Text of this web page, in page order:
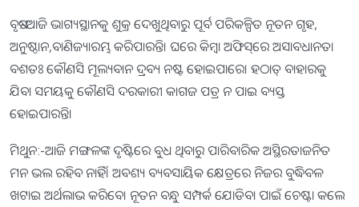
ବୃଷ:-ଆଜି ଭାଗ୍ୟସ୍ଥାନକୁ ଶୁକ୍ର ଦେଖୁଥିବାରୁ ପୂର୍ବ ପରିକଳ୍ପିତ ନୂତନ ଗୃହ,
ଅନୁଷ୍ଠାନ,ବାଣିଜ୍ୟାରମ୍ଭ କରିପାରନ୍ତି। ଘରେ କିମ୍ବା ଅଫିସ୍‌ରେ ଅସାବଧାନତା
ବଶତଃ କୌଣସି ମୂଲ୍ୟବାନ ଦ୍ରବ୍ୟ ନଷ୍ଟ ହୋଇପାରେ। ହଠାତ୍‌ ବାହାରକୁ
ଯିବା ସମୟକୁ କୌଣସି ଦରକାରୀ କାଗଜ ପତ୍ର ନ ପାଇ ବ୍ୟସ୍ତ
ହୋଇପାରନ୍ତି।
ମିଥୁନ:-ଆଜି ମଙ୍ଗଳଙ୍କ ଦୃଷ୍ଟିରେ ବୁଧ ଥିବାରୁ ପାରିବାରିକ ଅସ୍ଥିରତାଜନିତ
ମନ ଭଲ ରହିବ ନାହିଁ। ଅବଶ୍ୟ ବ୍ୟବସାୟିକ କ୍ଷେତ୍ରରେ ନିଜର ବୁଦ୍ଧିବଳ
ଖଟାଇ ଅର୍ଥଲାଭ କରିବେ। ନୂତନ ବନ୍ଧୁ ସମ୍ପର୍କ ଯୋଡିବା ପାଇଁ ଚେଷ୍ଟା କଲେ